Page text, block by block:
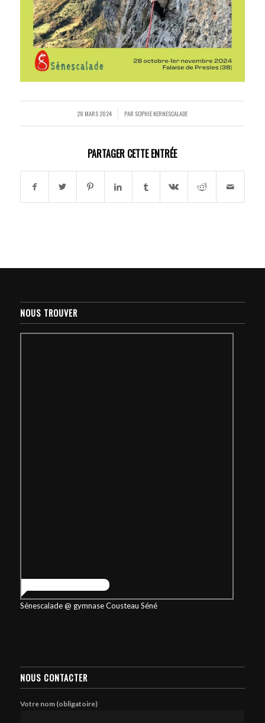
28 MARS 2024
/ PAR SOPHIE KERNESCALADE
PARTAGER CETTE ENTRÉE
NOUS TROUVER
Sénescalade @ gymnase Cousteau Séné
NOUS CONTACTER
Votre nom (obligatoire)